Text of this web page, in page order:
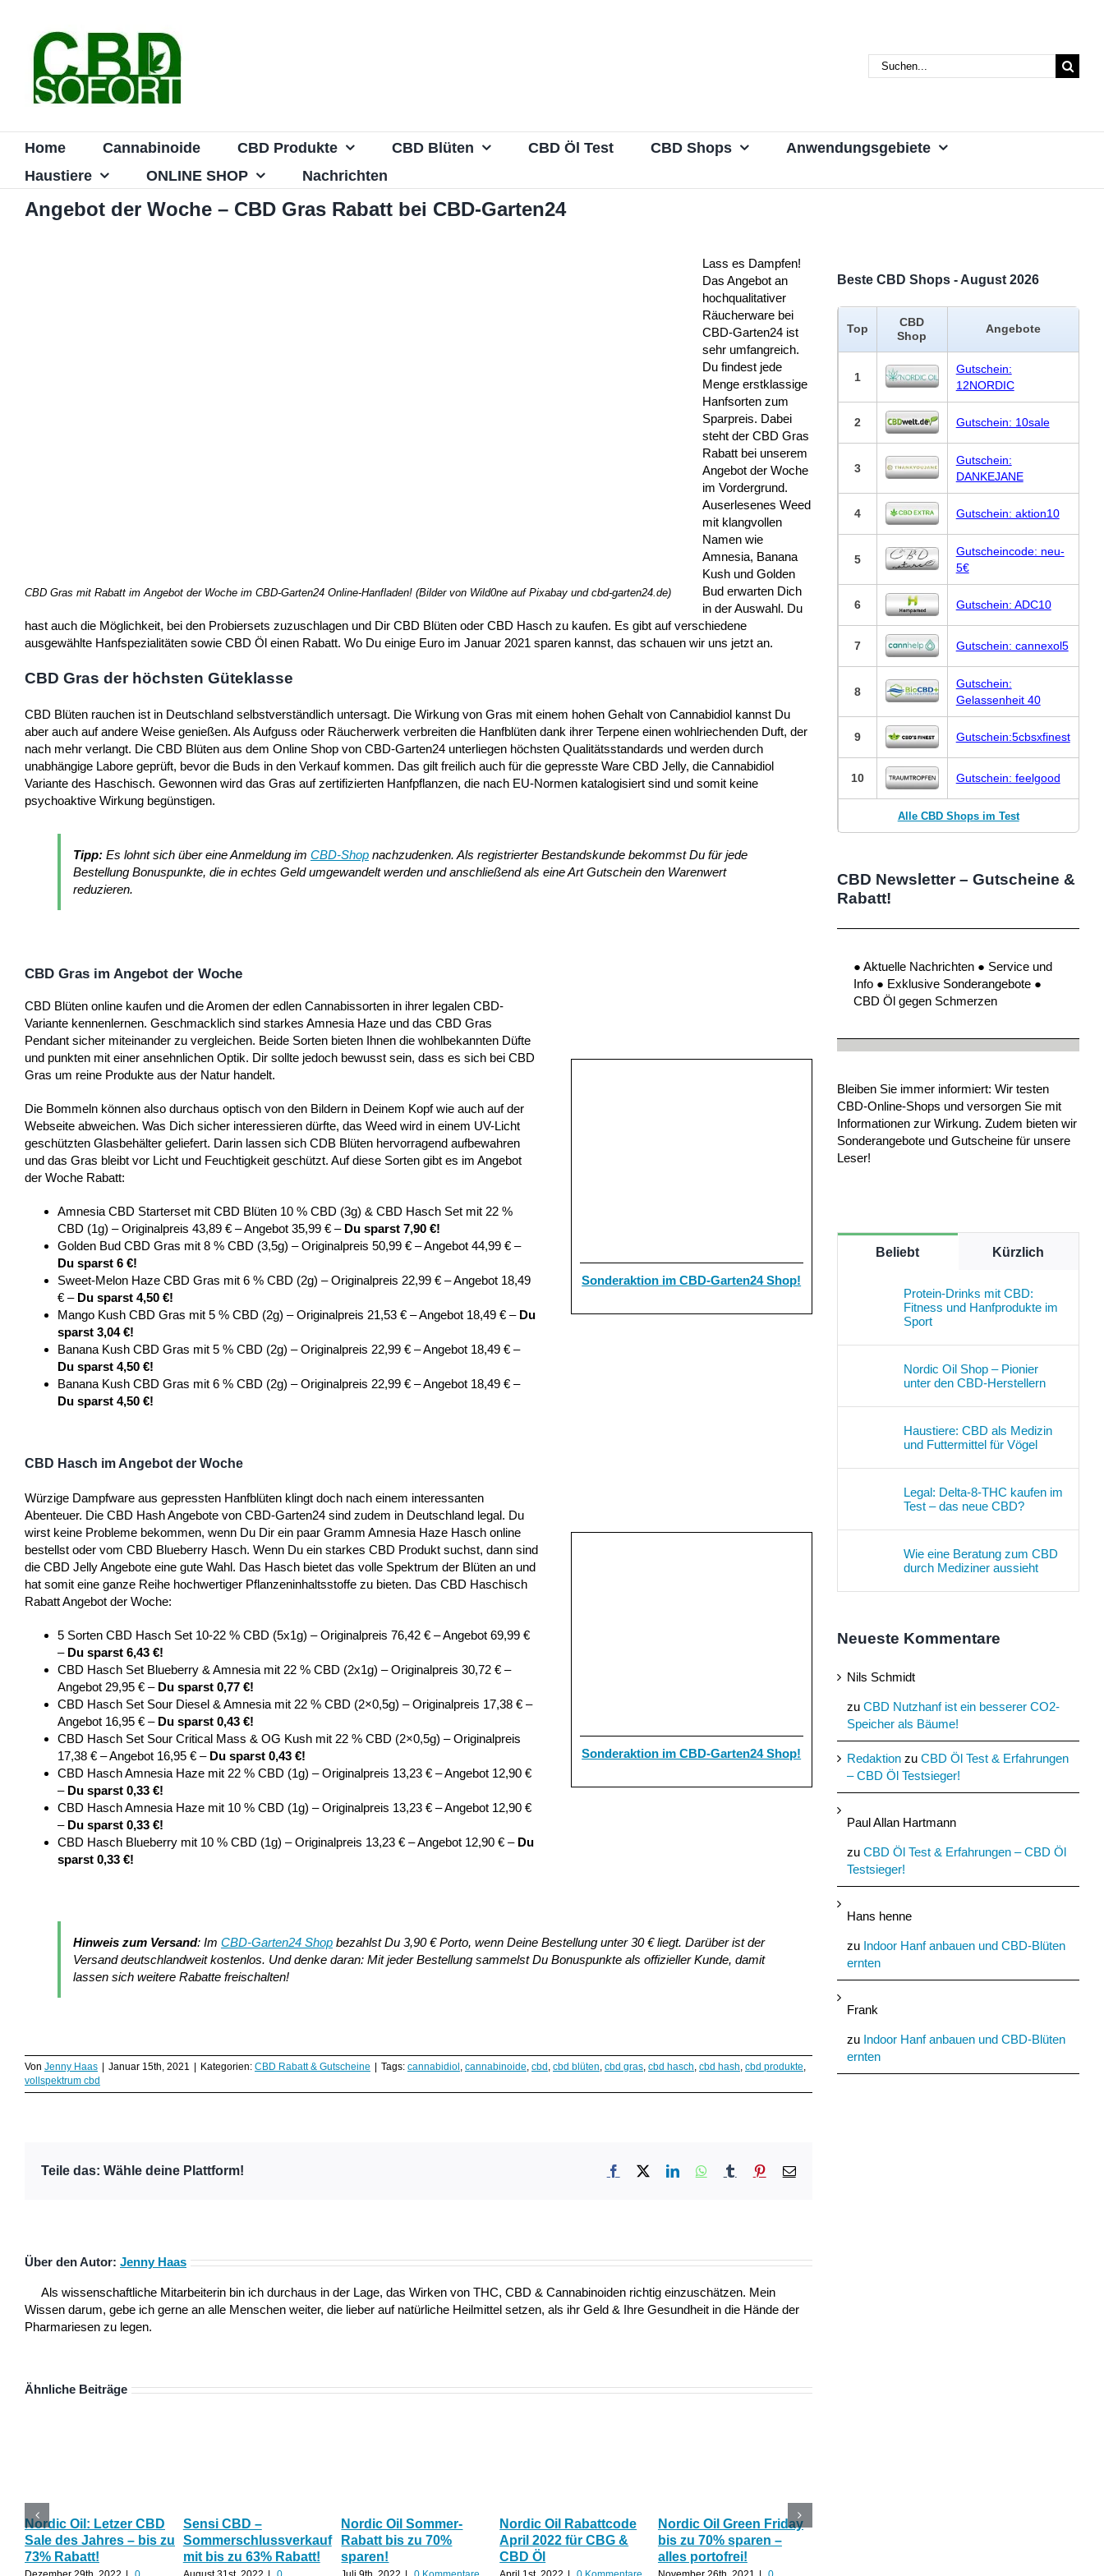
springen
Suche
nach:
Home Cannabinoide CBD Produkte CBD Blüten CBD Öl Test CBD Shops
Anwendungsgebiete
Haustiere
ONLINE SHOP Nachrichten
Angebot der Woche – CBD Gras Rabatt bei CBD-Garten24
CBD Gras mit Rabatt im Angebot der Woche im CBD-Garten24 Online-Hanfladen! (Bilder von Wild0ne auf Pixabay und cbd-garten24.de)
Lass es Dampfen!
Das Angebot an
hochqualitativer
Räucherware bei
CBD-Garten24 ist
sehr umfangreich.
Du findest jede
Menge erstklassige
Hanfsorten zum
Sparpreis. Dabei
steht der CBD Gras
Rabatt bei unserem
Angebot der Woche
im Vordergrund.
Auserlesenes Weed
mit klangvollen
Namen wie
Amnesia, Banana
Kush und Golden
Bud erwarten Dich
in der Auswahl. Du
hast auch die Möglichkeit, bei den Probiersets zuzuschlagen und Dir CBD Blüten oder CBD Hasch zu kaufen. Es gibt auf verschiedene
ausgewählte Hanfspezialitäten sowie CBD Öl einen Rabatt. Wo Du einige Euro im Januar 2021 sparen kannst, das schauen wir uns jetzt an.
CBD Gras der höchsten Güteklasse
CBD Blüten rauchen ist in Deutschland selbstverständlich untersagt. Die Wirkung von Gras mit einem hohen Gehalt von Cannabidiol kannst Du
aber auch auf andere Weise genießen. Als Aufguss oder Räucherwerk verbreiten die Hanfblüten dank ihrer Terpene einen wohlriechenden Duft, der
nach mehr verlangt. Die CBD Blüten aus dem Online Shop von CBD-Garten24 unterliegen höchsten Qualitätsstandards und werden durch
unabhängige Labore geprüft, bevor die Buds in den Verkauf kommen. Das gilt freilich auch für die gepresste Ware CBD Jelly, die Cannabidiol
Variante des Haschisch. Gewonnen wird das Gras auf zertifizierten Hanfpflanzen, die nach EU-Normen katalogisiert sind und somit keine
psychoaktive Wirkung begünstigen.
Tipp:Es lohnt sich über eine Anmeldung im CBD-Shopnachzudenken. Als registrierter Bestandskunde bekommst Du für jede
Bestellung Bonuspunkte, die in echtes Geld umgewandelt werden und anschließend als eine Art Gutschein den Warenwert
reduzieren.
CBD Gras im Angebot der Woche
CBD Blüten online kaufen und die Aromen der edlen Cannabissorten in ihrer legalen CBD-
Variante kennenlernen. Geschmacklich sind starkes Amnesia Haze und das CBD Gras
Pendant sicher miteinander zu vergleichen. Beide Sorten bieten Ihnen die wohlbekannten Düfte
und punkten mit einer ansehnlichen Optik. Dir sollte jedoch bewusst sein, dass es sich bei CBD
Gras um reine Produkte aus der Natur handelt.
Die Bommeln können also durchaus optisch von den Bildern in Deinem Kopf wie auch auf der
Webseite abweichen. Was Dich sicher interessieren dürfte, das Weed wird in einem UV-Licht
geschützten Glasbehälter geliefert. Darin lassen sich CDB Blüten hervorragend aufbewahren
und das Gras bleibt vor Licht und Feuchtigkeit geschützt. Auf diese Sorten gibt es im Angebot
der Woche Rabatt:
Amnesia CBD Starterset mit CBD Blüten 10 % CBD (3g) & CBD Hasch Set mit 22 %
CBD (1g) – Originalpreis 43,89 € – Angebot 35,99 € – Du sparst 7,90 €!
Golden Bud CBD Gras mit 8 % CBD (3,5g) – Originalpreis 50,99 € – Angebot 44,99 € –
Du sparst 6 €!
Sweet-Melon Haze CBD Gras mit 6 % CBD (2g) – Originalpreis 22,99 € – Angebot 18,49
€ – Du sparst 4,50 €!
Mango Kush CBD Gras mit 5 % CBD (2g) – Originalpreis 21,53 € – Angebot 18,49 € – Du
sparst 3,04 €!
Banana Kush CBD Gras mit 5 % CBD (2g) – Originalpreis 22,99 € – Angebot 18,49 € –
Du sparst 4,50 €!
Banana Kush CBD Gras mit 6 % CBD (2g) – Originalpreis 22,99 € – Angebot 18,49 € –
Du sparst 4,50 €!
Sonderaktion im CBD-Garten24 Shop!
CBD Hasch im Angebot der Woche
Würzige Dampfware aus gepressten Hanfblüten klingt doch nach einem interessanten
Abenteuer. Die CBD Hash Angebote von CBD-Garten24 sind zudem in Deutschland legal. Du
wirst keine Probleme bekommen, wenn Du Dir ein paar Gramm Amnesia Haze Hasch online
bestellst oder vom CBD Blueberry Hasch. Wenn Du ein starkes CBD Produkt suchst, dann sind
die CBD Jelly Angebote eine gute Wahl. Das Hasch bietet das volle Spektrum der Blüten an und
hat somit eine ganze Reihe hochwertiger Pflanzeninhaltsstoffe zu bieten. Das CBD Haschisch
Rabatt Angebot der Woche:
5 Sorten CBD Hasch Set 10-22 % CBD (5x1g) – Originalpreis 76,42 € – Angebot 69,99 €
– Du sparst 6,43 €!
CBD Hasch Set Blueberry & Amnesia mit 22 % CBD (2x1g) – Originalpreis 30,72 € –
Angebot 29,95 € – Du sparst 0,77 €!
CBD Hasch Set Sour Diesel & Amnesia mit 22 % CBD (2×0,5g) – Originalpreis 17,38 € –
Angebot 16,95 € – Du sparst 0,43 €!
CBD Hasch Set Sour Critical Mass & OG Kush mit 22 % CBD (2×0,5g) – Originalpreis
17,38 € – Angebot 16,95 € – Du sparst 0,43 €!
CBD Hasch Amnesia Haze mit 22 % CBD (1g) – Originalpreis 13,23 € – Angebot 12,90 €
– Du sparst 0,33 €!
CBD Hasch Amnesia Haze mit 10 % CBD (1g) – Originalpreis 13,23 € – Angebot 12,90 €
– Du sparst 0,33 €!
CBD Hasch Blueberry mit 10 % CBD (1g) – Originalpreis 13,23 € – Angebot 12,90 € – Du
sparst 0,33 €!
Sonderaktion im CBD-Garten24 Shop!
Hinweis zum Versand: Im CBD-Garten24 Shopbezahlst Du 3,90 € Porto, wenn Deine Bestellung unter 30 € liegt. Darüber ist der
Versand deutschlandweit kostenlos. Und denke daran: Mit jeder Bestellung sammelst Du Bonuspunkte als offizieller Kunde, damit
lassen sich weitere Rabatte freischalten!
Von Jenny Haas Januar 15th, 2021 Kategorien: CBD Rabatt & Gutscheine Tags: cannabidiol , cannabinoide, cbd , cbd blüten, cbd gras, cbd hasch, cbd hash, cbd produkte,
vollspektrum cbd
Teile das: Wähle deine Plattform! Facebook
X LinkedInWhatsApp
TumblrPinterest
E-
Über den Autor: Jenny Haas
Als wissenschaftliche Mitarbeiterin bin ich durchaus in der Lage, das Wirken von THC, CBD & Cannabinoiden richtig einzuschätzen. Mein
Wissen darum, gebe ich gerne an alle Menschen weiter, die lieber auf natürliche Heilmittel setzen, als ihr Geld & Ihre Gesundheit in die Hände der
Pharmariesen zu legen.
Ähnliche Beiträge
Nordic Oil: Letzer CBD
Sale des Jahres – bis zu
73% Rabatt!
Sensi CBD –
Sommerschlussverkauf
mit bis zu 63% Rabatt!
Nordic Oil Sommer-
Rabatt bis zu 70%
sparen!
Nordic Oil Rabattcode
April 2022 für CBG &
CBD Öl
Nordic Oil Green Friday
bis zu 70% sparen –
alles portofrei!
Beste CBD Shops - August 2026
Top
CBD
Shop
Angebote
1
Gutschein:
12NORDIC
2 Gutschein: 10sale
3
Gutschein:
DANKEJANE
4 Gutschein: aktion10
5
Gutscheincode: neu-
5€
6 Gutschein: ADC10
7 Gutschein: cannexol5
8
Gutschein:
Gelassenheit 40
9 Gutschein:5cbsxfinest
10 Gutschein: feelgood
Alle CBD Shops im Test
CBD Newsletter – Gutscheine &
Rabatt!
● Aktuelle Nachrichten ● Service und
Info ● Exklusive Sonderangebote ●
CBD Öl gegen Schmerzen
Bleiben Sie immer informiert: Wir testen
CBD-Online-Shops und versorgen Sie mit
Informationen zur Wirkung. Zudem bieten wir
Sonderangebote und Gutscheine für unsere
Leser!
Beliebt Kürzlich
Protein-Drinks mit CBD:
Fitness und Hanfprodukte im
Sport
Nordic Oil Shop – Pionier
unter den CBD-Herstellern
Haustiere: CBD als Medizin
und Futtermittel für Vögel
Legal: Delta-8-THC kaufen im
Test – das neue CBD?
Wie eine Beratung zum CBD
durch Mediziner aussieht
Neueste Kommentare
Nils Schmidt
zu CBD Nutzhanf ist ein besserer CO2-
Speicher als Bäume!
Redaktion zu CBD Öl Test & Erfahrungen
– CBD Öl Testsieger!
Paul Allan Hartmann
zu CBD Öl Test & Erfahrungen – CBD Öl
Testsieger!
Hans henne
zu Indoor Hanf anbauen und CBD-Blüten
ernten
Frank
zu Indoor Hanf anbauen und CBD-Blüten
ernten